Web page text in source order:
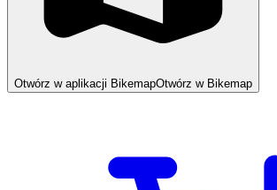
Otwórz w aplikacji BikemapOtwórz w Bikemap